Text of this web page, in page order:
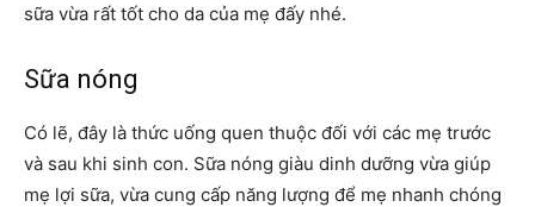
sữa vừa rất tốt cho da của mẹ đấy nhé.
Sữa nóng
Có lẽ, đây là thức uống quen thuộc đối với các mẹ trước
và sau khi sinh con. Sữa nóng giàu dinh dưỡng vừa giúp
mẹ lợi sữa, vừa cung cấp năng lượng để mẹ nhanh chóng